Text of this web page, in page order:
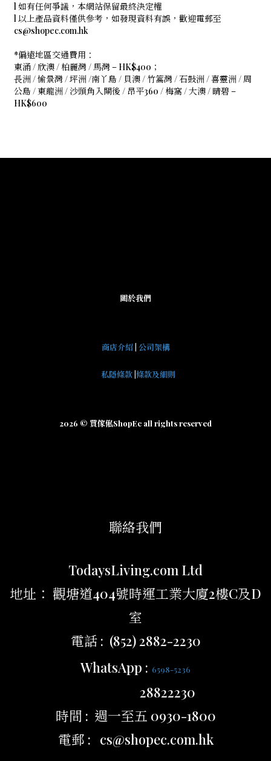
l 如有任何爭議，本網站保留最終決定權
l 以上產品資料僅供參考，如發現資料有誤，歡迎電郵至
cs@shopec.com.hk
*偏遠地區交通費用：
東涌 / 欣澳 / 柏麗灣 / 馬灣 – HK$400；
長洲 / 愉景灣 / 坪洲 /南丫島 / 貝澳 / 竹篙灣 / 石鼓洲 / 喜靈洲 / 周
公島 / 東龍洲 / 沙頭角入閘後 / 昂平360 / 梅窩 / 大澳 / 晴碧 –
HK$600
關於我們
商店介紹| 公司架構
私隱條款 條款及細則
2026 © 買傢俬ShopEc all rights reserved
聯絡我們
TodaysLiving.com Ltd
地址： 觀塘道404號時運工業大廈2樓C及D
室
電話 : (852) 2882-2230
WhatsApp : 6598-5236
28822230
時間 : 週一至五 0930-1800
電郵 : cs@shopec.com.hk